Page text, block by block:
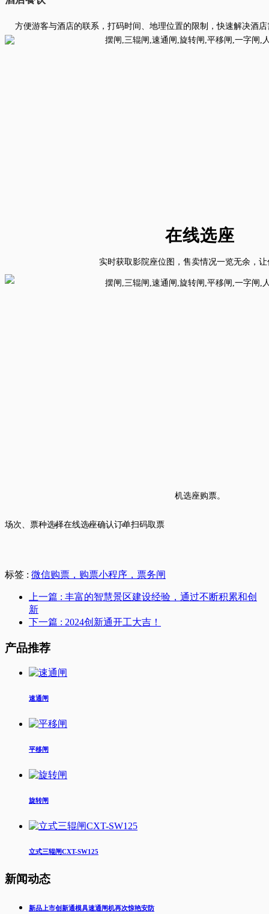
方便游客与酒店的联系，打码时间、地理位置的限制，快速解决酒
在线选座
实时获取影院座位图，售卖情况一览无余，
机选座购票。
场次、票种选择在线选座确认订单扫码取票
标签 : 微信购票，购票小程序，票务闸
上一篇 : 丰富的智慧景区建设经验，通过不断积累和创
新
下一篇 : 2024创新通开工大吉！
产品推荐
速通闸
平移闸
旋转闸
立式三辊闸CXT-SW125
新闻动态
新品上市创新通模具速通闸机再次惊艳安防